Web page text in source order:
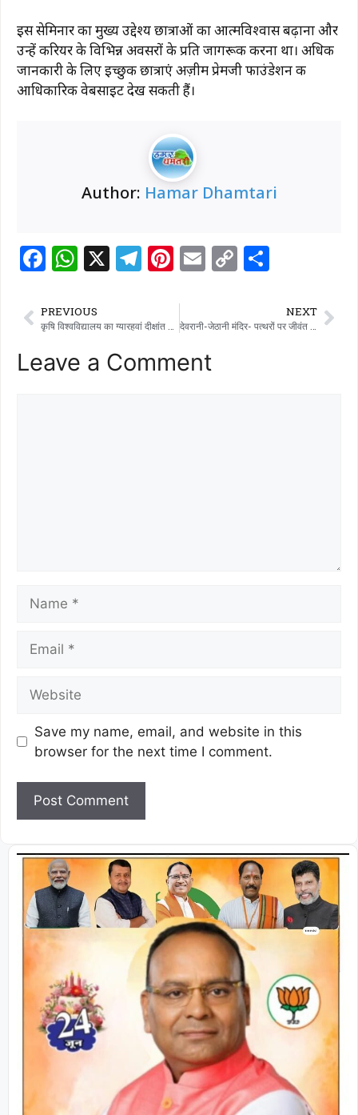
इस सेमिनार का मुख्य उद्देश्य छात्राओं का आत्मविश्वास बढ़ाना और
उन्हें करियर के विभिन्न अवसरों के प्रति जागरूक करना था। अधिक
जानकारी के लिए इच्छुक छात्राएं अज़ीम प्रेमजी फाउंडेशन की
आधिकारिक वेबसाइट देख सकती हैं।
Author: Hamar Dhamtari
F
c
e
b
W
at
s
A
X T
g
ra
Pi
te
re
st
E
l
C
y
ar
e
PREVIOUS NEXT
Leave a Comment
Save my name, email, and website in this
browser for the next time I comment.